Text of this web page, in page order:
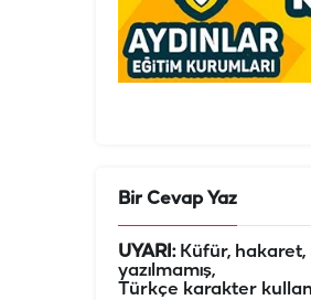
Bir Cevap Yaz
UYARI:Küfür, hakaret,
yazılmamış,
Türkçe karakter